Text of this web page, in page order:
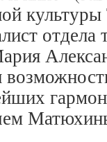
отдела